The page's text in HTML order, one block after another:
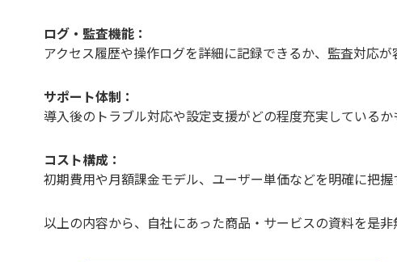
ログ・監査機能：
アクセス履歴や操作ログを詳細に記録できるか、監査対応が
サポート体制：
導入後のトラブル対応や設定支援がどの程度充実しているか
コスト構成：
初期費用や月額課金モデル、ユーザー単価などを明確に把握
以上の内容から、自社にあった商品・サービスの資料を是